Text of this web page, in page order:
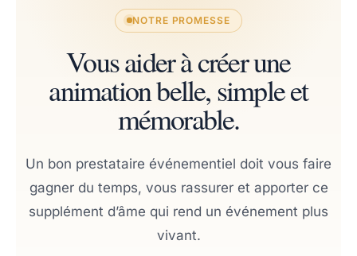
NOTRE PROMESSE
Vous aider à créer une
animation belle, simple et
mémorable.
Un bon prestataire événementiel doit vous faire
gagner du temps, vous rassurer et apporter ce
supplément d’âme qui rend un événement plus
vivant.